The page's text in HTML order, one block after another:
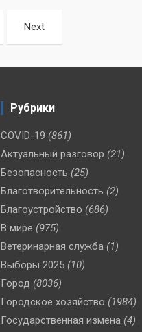
Next
Рубрики
COVID-19 (861)
Актуальный разговор (21)
Безопасность (25)
Благотворительность (2)
Благоустройство (686)
В мире (975)
Ветеринарная служба (1)
Выборы 2025 (10)
Город (8036)
Городское хозяйство (1984)
Государственная измена (4)